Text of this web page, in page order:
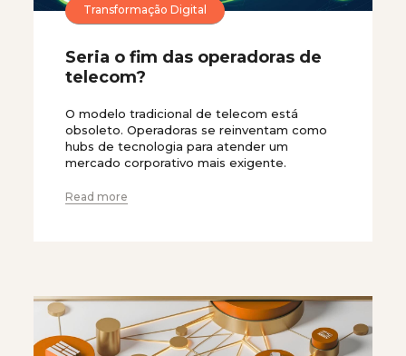
Transformação Digital
Seria o fim das operadoras de
telecom?
O modelo tradicional de telecom está
obsoleto. Operadoras se reinventam como
hubs de tecnologia para atender um
mercado corporativo mais exigente.
Read more